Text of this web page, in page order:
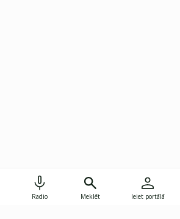
Radio Meklēt Ieiet portālā